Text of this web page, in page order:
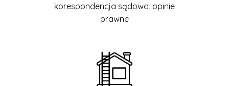
korespondencja sądowa, opinie
prawne